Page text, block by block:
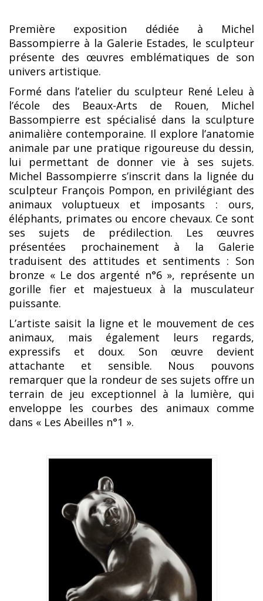
Première exposition dédiée à Michel
Bassompierre à la Galerie Estades, le sculpteur
présente des œuvres emblématiques de son
univers artistique.
Formé dans l’atelier du sculpteur René Leleu à
l’école des Beaux-Arts de Rouen, Michel
Bassompierre est spécialisé dans la sculpture
animalière contemporaine. Il explore l’anatomie
animale par une pratique rigoureuse du dessin,
lui permettant de donner vie à ses sujets.
Michel Bassompierre s’inscrit dans la lignée du
sculpteur François Pompon, en privilégiant des
animaux voluptueux et imposants : ours,
éléphants, primates ou encore chevaux. Ce sont
ses sujets de prédilection. Les œuvres
présentées prochainement à la Galerie
traduisent des attitudes et sentiments : Son
bronze « Le dos argenté n°6 », représente un
gorille fier et majestueux à la musculateur
puissante.
L’artiste saisit la ligne et le mouvement de ces
animaux, mais également leurs regards,
expressifs et doux. Son œuvre devient
attachante et sensible. Nous pouvons
remarquer que la rondeur de ses sujets offre un
terrain de jeu exceptionnel à la lumière, qui
enveloppe les courbes des animaux comme
dans « Les Abeilles n°1 ».